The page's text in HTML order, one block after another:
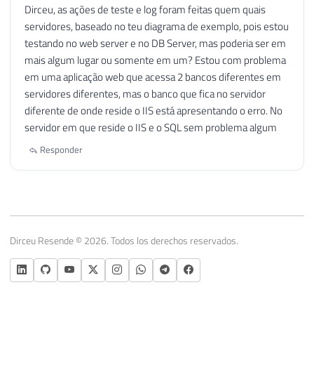
Dirceu, as ações de teste e log foram feitas quem quais
servidores, baseado no teu diagrama de exemplo, pois estou
testando no web server e no DB Server, mas poderia ser em
mais algum lugar ou somente em um? Estou com problema
em uma aplicação web que acessa 2 bancos diferentes em
servidores diferentes, mas o banco que fica no servidor
diferente de onde reside o IIS está apresentando o erro. No
servidor em que reside o IIS e o SQL sem problema algum
Responder
Dirceu Resende © 2026. Todos los derechos reservados.